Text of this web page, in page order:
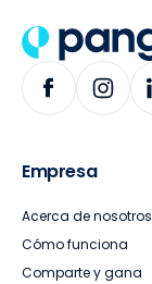
Empresa
Acerca de nosotros
Cómo funciona
Comparte y gana